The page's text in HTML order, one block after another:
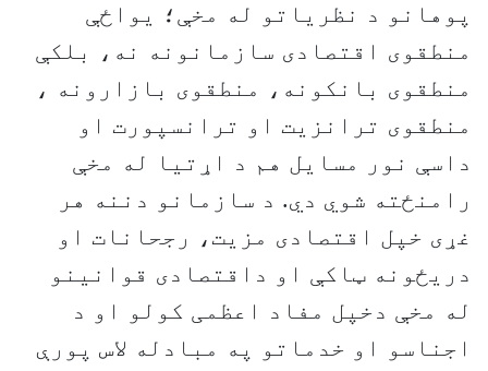
پوهانو د نظریاتو له مخې؛ یواځې
منطقوی اقتصادی سازمانونه نه، بلکې
منطقوی بانکونه، منطقوی بازارونه ،
منطقوی ترانزيت او ترانسپورت او
داسې نور مسايل هم د اړتیا له مخې
رامنځته شوي دي. د سازمانو دننه هر
غړی خپل اقتصادی مزيت، رجحانات او
دريځونه ټاکې او داقتصادی قوانينو
له مخې دخپل مفاد اعظمی کولو او د
اجناسو او خدماتو په مبادله لاس پورې